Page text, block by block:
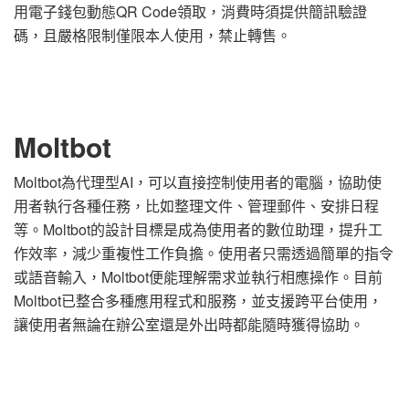
用電子錢包動態QR Code領取，消費時須提供簡訊驗證
碼，且嚴格限制僅限本人使用，禁止轉售。
Moltbot
Moltbot為代理型AI，可以直接控制使用者的電腦，協助使
用者執行各種任務，比如整理文件、管理郵件、安排日程
等。Moltbot的設計目標是成為使用者的數位助理，提升工
作效率，減少重複性工作負擔。使用者只需透過簡單的指令
或語音輸入，Moltbot便能理解需求並執行相應操作。目前
Moltbot已整合多種應用程式和服務，並支援跨平台使用，
讓使用者無論在辦公室還是外出時都能隨時獲得協助。